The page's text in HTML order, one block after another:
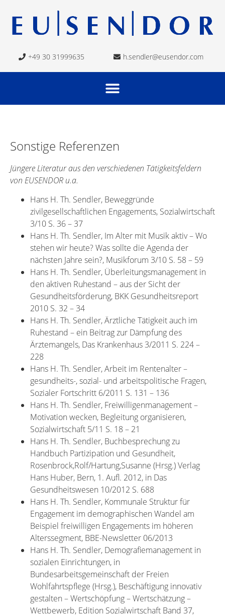
+49 30 31999635 h.sendler@eusendor.com
Sonstige Referenzen
Jüngere Literatur aus den verschiedenen Tätigkeitsfeldern
von EUSENDOR u.a.
Hans H. Th. Sendler, Beweggründe
zivilgesellschaftlichen Engagements, Sozialwirtschaft
3/10 S. 36 – 37
Hans H. Th. Sendler, Im Alter mit Musik aktiv – Wo
stehen wir heute? Was sollte die Agenda der
nächsten Jahre sein?, Musikforum 3/10 S. 58 – 59
Hans H. Th. Sendler, Überleitungsmanagement in
den aktiven Ruhestand – aus der Sicht der
Gesundheitsförderung, BKK Gesundheitsreport
2010 S. 32 – 34
Hans H. Th. Sendler, Ärztliche Tätigkeit auch im
Ruhestand – ein Beitrag zur Dämpfung des
Ärztemangels, Das Krankenhaus 3/2011 S. 224 –
228
Hans H. Th. Sendler, Arbeit im Rentenalter –
gesundheits-, sozial- und arbeitspolitische Fragen,
Sozialer Fortschritt 6/2011 S. 131 – 136
Hans H. Th. Sendler, Freiwilligenmanagement –
Motivation wecken, Begleitung organisieren,
Sozialwirtschaft 5/11 S. 18 – 21
Hans H. Th. Sendler, Buchbesprechung zu
Handbuch Partizipation und Gesundheit,
Rosenbrock,Rolf/Hartung,Susanne (Hrsg.) Verlag
Hans Huber, Bern, 1. Aufl. 2012, in Das
Gesundheitswesen 10/2012 S. 688
Hans H. Th. Sendler, Kommunale Struktur für
Engagement im demographischen Wandel am
Beispiel freiwilligen Engagements im höheren
Alterssegment, BBE-Newsletter 06/2013
Hans H. Th. Sendler, Demografiemanagement in
sozialen Einrichtungen, in
Bundesarbeitsgemeinschaft der Freien
Wohlfahrtspflege (Hrsg.), Beschäftigung innovativ
gestalten – Wertschöpfung – Wertschätzung –
Wettbewerb, Edition Sozialwirtschaft Band 37,